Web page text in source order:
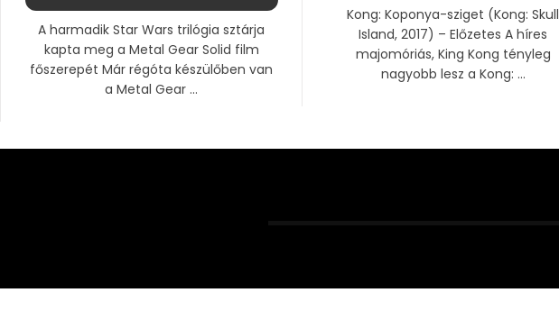
A harmadik Star Wars trilógia sztárja
kapta meg a Metal Gear Solid film
főszerepét Már régóta készülőben van
a Metal Gear ...
Kong: Koponya-sziget (Kong: Skull
Island, 2017) – Előzetes A híres
majomóriás, King Kong tényleg
nagyobb lesz a Kong: ...